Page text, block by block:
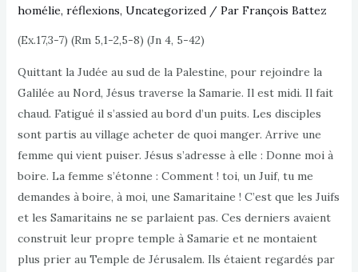
homélie, réflexions, Uncategorized/ Par François Battez
(Ex.17,3-7) (Rm 5,1-2,5-8) (Jn 4, 5-42)
Quittant la Judée au sud de la Palestine, pour rejoindre la
Galilée au Nord, Jésus traverse la Samarie. Il est midi. Il fait
chaud. Fatigué il s’assied au bord d’un puits. Les disciples
sont partis au village acheter de quoi manger. Arrive une
femme qui vient puiser. Jésus s’adresse à elle : Donne moi à
boire. La femme s’étonne : Comment ! toi, un Juif, tu me
demandes à boire, à moi, une Samaritaine ! C’est que les Juifs
et les Samaritains ne se parlaient pas. Ces derniers avaient
construit leur propre temple à Samarie et ne montaient
plus prier au Temple de Jérusalem. Ils étaient regardés par